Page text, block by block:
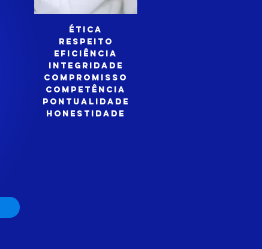
Ética
Respeito
Eficiência
Integridade
Compromisso
Competência
Pontualidade
Honestidade